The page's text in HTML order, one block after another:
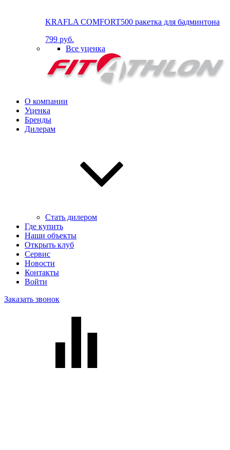
KRAFLA COMFORT500 ракетка для бадминтона
799 руб.
Все уценка
О компании
Уценка
Бренды
Дилерам
Стать дилером
Где купить
Наши объекты
Открыть клуб
Сервис
Новости
Контакты
Войти
Заказать звонок